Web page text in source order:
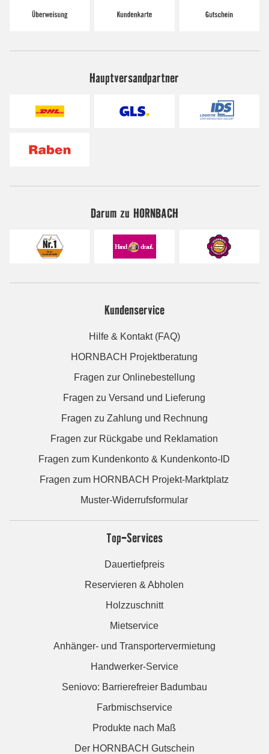
Hauptversandpartner
Darum zu HORNBACH
Kundenservice
Hilfe & Kontakt (FAQ)
HORNBACH Projektberatung
Fragen zur Onlinebestellung
Fragen zu Versand und Lieferung
Fragen zu Zahlung und Rechnung
Fragen zur Rückgabe und Reklamation
Fragen zum Kundenkonto & Kundenkonto-ID
Fragen zum HORNBACH Projekt-Marktplatz
Muster-Widerrufsformular
Top-Services
Dauertiefpreis
Reservieren & Abholen
Holzzuschnitt
Mietservice
Anhänger- und Transportervermietung
Handwerker-Service
Seniovo: Barrierefreier Badumbau
Farbmischservice
Produkte nach Maß
Der HORNBACH Gutschein